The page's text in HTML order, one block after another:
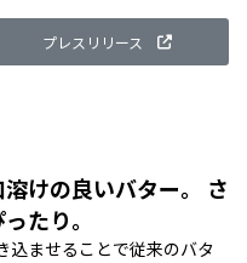
プレスリリース
けの良いバター。 さ
たり。
込ませることで従来のバタ